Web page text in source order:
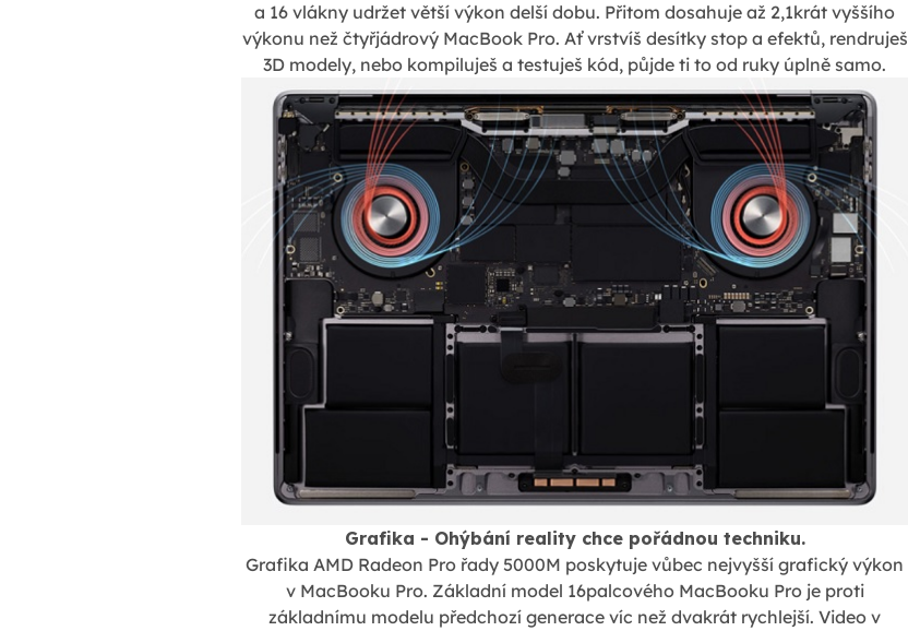
a 16 vlákny udržet větší výkon delší dobu. Přitom dosahuje až 2,1krát vyššího
výkonu než čtyřjádrový MacBook Pro. Ať vrstvíš desítky stop a efektů, rendruješ
3D modely, nebo kompiluješ a testuješ kód, půjde ti to od ruky úplně samo.
Grafika - Ohýbání reality chce pořádnou techniku.
Grafika AMD Radeon Pro řady 5000M poskytuje vůbec nejvyšší grafický výkon
v MacBooku Pro. Základní model 16palcového MacBooku Pro je proti
základnímu modelu předchozí generace víc než dvakrát rychlejší. Video v